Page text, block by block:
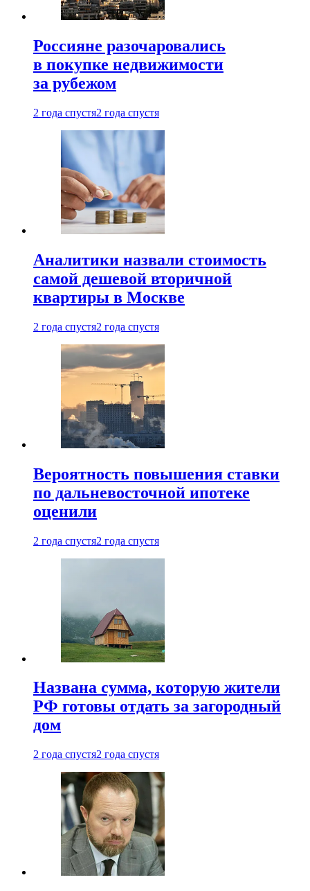
Россияне разочаровались
в покупке недвижимости
за рубежом
2 года спустя2 года спустя
Аналитики назвали стоимость
самой дешевой вторичной
квартиры в Москве
2 года спустя2 года спустя
Вероятность повышения ставки
по дальневосточной ипотеке
оценили
2 года спустя2 года спустя
Названа сумма, которую жители
РФ готовы отдать за загородный
дом
2 года спустя2 года спустя